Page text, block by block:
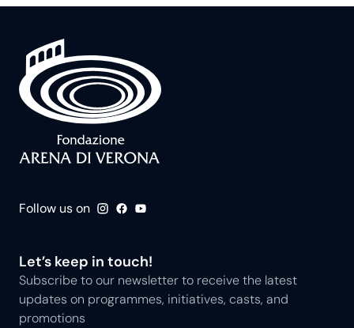
Follow us on
Let’s keep in touch!
Subscribe to our newsletter to receive the latest
updates on programmes, initiatives, casts, and
promotions